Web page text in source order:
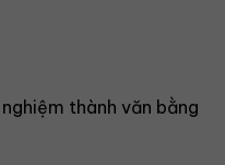
thành văn bằng